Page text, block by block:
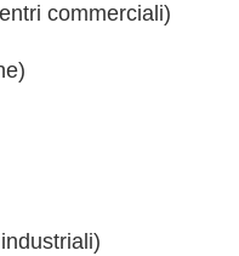
commerciali)